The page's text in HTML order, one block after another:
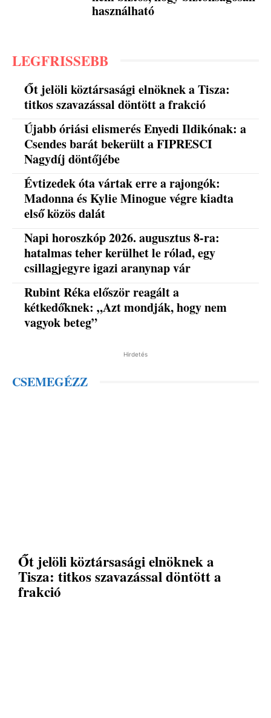
használható
LEGFRISSEBB
Őt jelöli köztársasági elnöknek a Tisza:
titkos szavazással döntött a frakció
Újabb óriási elismerés Enyedi Ildikónak: a
Csendes barát bekerült a FIPRESCI
Nagydíj döntőjébe
Évtizedek óta vártak erre a rajongók:
Madonna és Kylie Minogue végre kiadta
első közös dalát
Napi horoszkóp 2026. augusztus 8-ra:
hatalmas teher kerülhet le rólad, egy
csillagjegyre igazi aranynap vár
Rubint Réka először reagált a
kétkedőknek: „Azt mondják, hogy nem
vagyok beteg”
Hirdetés
CSEMEGÉZZ
Őt jelöli köztársasági elnöknek a
Tisza: titkos szavazással döntött a
frakció